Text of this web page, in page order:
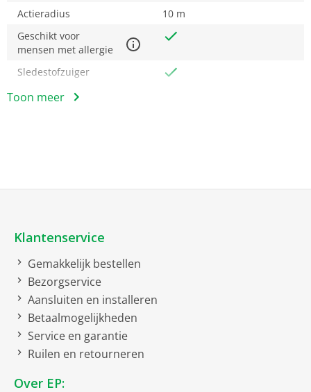
Actieradius
10 m
Geschikt voor
mensen met allergie
Sledestofzuiger
Kierenmondstuk
EAN
Bruto afmetingen inclusief verpakking
bruto breedte
bruto hoogte
bruto diepte
bruto gewicht
Toon meer
Klantenservice
Gemakkelijk bestellen
Bezorgservice
Aansluiten en installeren
Betaalmogelijkheden
Service en garantie
Ruilen en retourneren
Over EP: